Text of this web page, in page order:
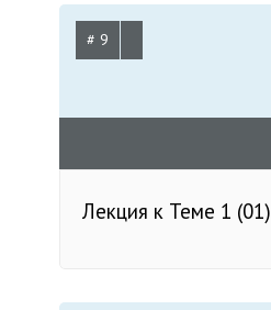
# 9
Лекция к Теме 1 (01)